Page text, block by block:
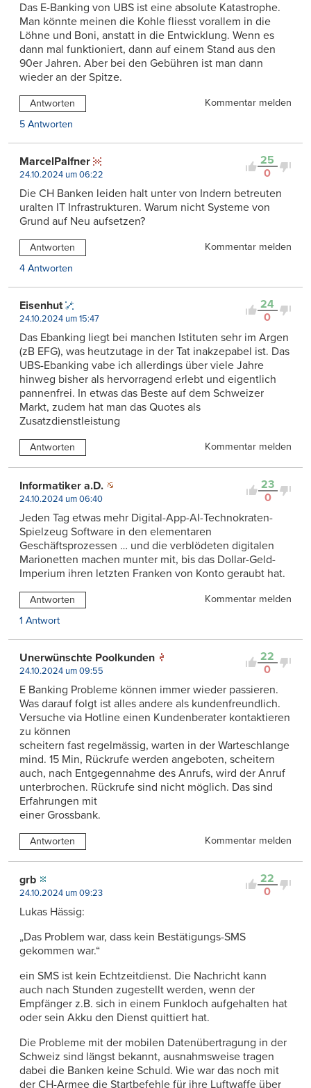
Das E-Banking von UBS ist eine absolute Katastrophe.
Man könnte meinen die Kohle fliesst vorallem in die
Löhne und Boni, anstatt in die Entwicklung. Wenn es
dann mal funktioniert, dann auf einem Stand aus den
90er Jahren. Aber bei den Gebühren ist man dann
wieder an der Spitze.
Antworten
Kommentar melden
5 Antworten
25
0
MarcelPalfner
24.10.2024 um 06:22
Die CH Banken leiden halt unter von Indern betreuten
uralten IT Infrastrukturen. Warum nicht Systeme von
Grund auf Neu aufsetzen?
Antworten
Kommentar melden
4 Antworten
24
0
Eisenhut
24.10.2024 um 15:47
Das Ebanking liegt bei manchen Istituten sehr im Argen
(zB EFG), was heutzutage in der Tat inakzepabel ist. Das
UBS-Ebanking vabe ich allerdings über viele Jahre
hinweg bisher als hervorragend erlebt und eigentlich
pannenfrei. In etwas das Beste auf dem Schweizer
Markt, zudem hat man das Quotes als
Zusatzdienstleistung
Antworten Kommentar melden
23
0
Informatiker a.D.
24.10.2024 um 06:40
Jeden Tag etwas mehr Digital-App-AI-Technokraten-
Spielzeug Software in den elementaren
Geschäftsprozessen … und die verblödeten digitalen
Marionetten machen munter mit, bis das Dollar-Geld-
Imperium ihren letzten Franken von Konto geraubt hat.
Antworten
Kommentar melden
1 Antwort
22
0
Unerwünschte Poolkunden
24.10.2024 um 09:55
E Banking Probleme können immer wieder passieren.
Was darauf folgt ist alles andere als kundenfreundlich.
Versuche via Hotline einen Kundenberater kontaktieren
zu können
scheitern fast regelmässig, warten in der Warteschlange
mind. 15 Min, Rückrufe werden angeboten, scheitern
auch, nach Entgegennahme des Anrufs, wird der Anruf
unterbrochen. Rückrufe sind nicht möglich. Das sind
Erfahrungen mit
einer Grossbank.
Antworten Kommentar melden
22
0
grb
24.10.2024 um 09:23
Lukas Hässig:
„Das Problem war, dass kein Bestätigungs-SMS
gekommen war.“
ein SMS ist kein Echtzeitdienst. Die Nachricht kann
auch nach Stunden zugestellt werden, wenn der
Empfänger z.B. sich in einem Funkloch aufgehalten hat
oder sein Akku den Dienst quittiert hat.
Die Probleme mit der mobilen Datenübertragung in der
Schweiz sind längst bekannt, ausnahmsweise tragen
dabei die Banken keine Schuld. Wie war das noch mit
der CH-Armee die Startbefehle für ihre Luftwaffe über